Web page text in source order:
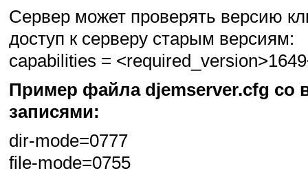
Сервер может проверять версию
доступ к серверу старым версиям:
capabilities =
Пример файла djemserver.cfg со
записями:
dir-mode=0777
file-mode=0755